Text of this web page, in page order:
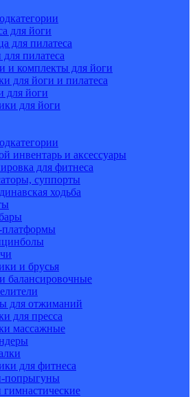
для йоги
для пилатеса
пилатеса
и комплекты для йоги
для йоги и пилатеса
для йоги
для йоги
инвентарь и аксессуары
для фитнеса
суппорты
ходьба
и брусья
балансировочные
для отжиманий
для пресса
массажные
для фитнеса
попрыгуны